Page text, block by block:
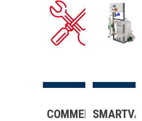
COMMENTSMARTVAP